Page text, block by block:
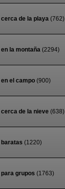
de la playa (762)
la montaña (2294)
el campo (900)
de la nieve (638)
(1220)
grupos (1763)